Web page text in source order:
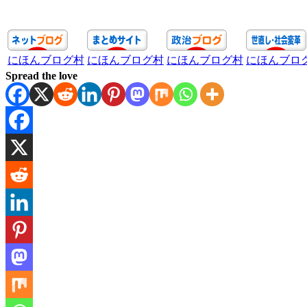
にほんブログ村 にほんブログ村 にほんブログ村 にほんブロ
Spread the love